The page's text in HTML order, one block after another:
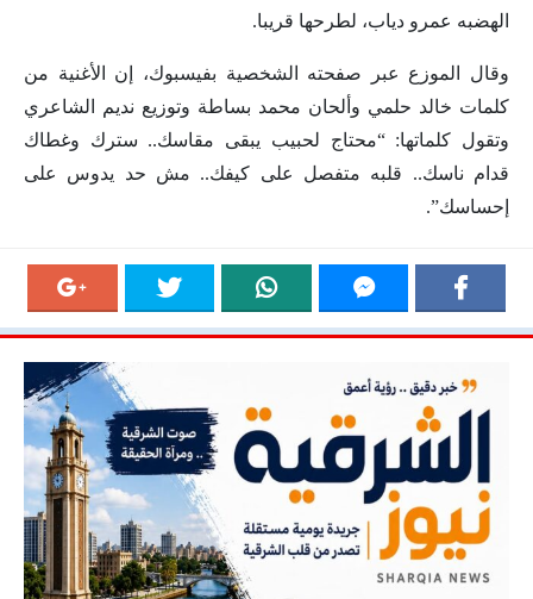
الهضبه عمرو دياب، لطرحها قريبا.
وقال الموزع عبر صفحته الشخصية بفيسبوك، إن الأغنية من
كلمات خالد حلمي وألحان محمد بساطة وتوزيع نديم الشاعري
وتقول كلماتها: “محتاج لحبيب يبقى مقاسك.. سترك وغطاك
قدام ناسك.. قلبه متفصل على كيفك.. مش حد يدوس على
إحساسك”.